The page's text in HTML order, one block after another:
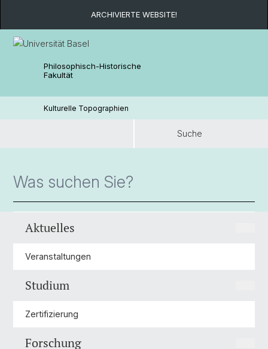
ARCHIVIERTE WEBSITE!
Philosophisch-Historische
Fakultät
Kulturelle Topographien
Suche
Aktuelles
Veranstaltungen
Studium
Zertifizierung
Forschung